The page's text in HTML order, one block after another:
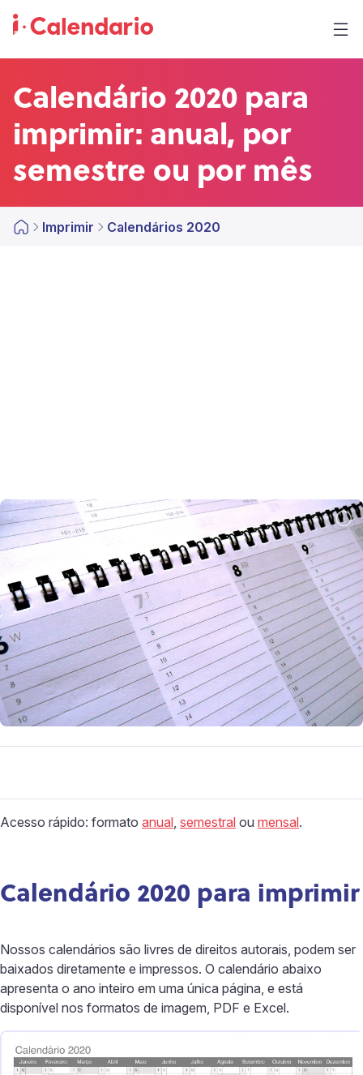
Calendário 2020 para
imprimir: anual, por
semestre ou por mês
Imprimir Calendários 2020
Acesso rápido: formato anual, semestral ou mensal.
Calendário 2020 para imprimir
Nossos calendários são livres de direitos autorais, podem ser
baixados diretamente e impressos. O calendário abaixo
apresenta o ano inteiro em uma única página, e está
disponível nos formatos de imagem, PDF e Excel.